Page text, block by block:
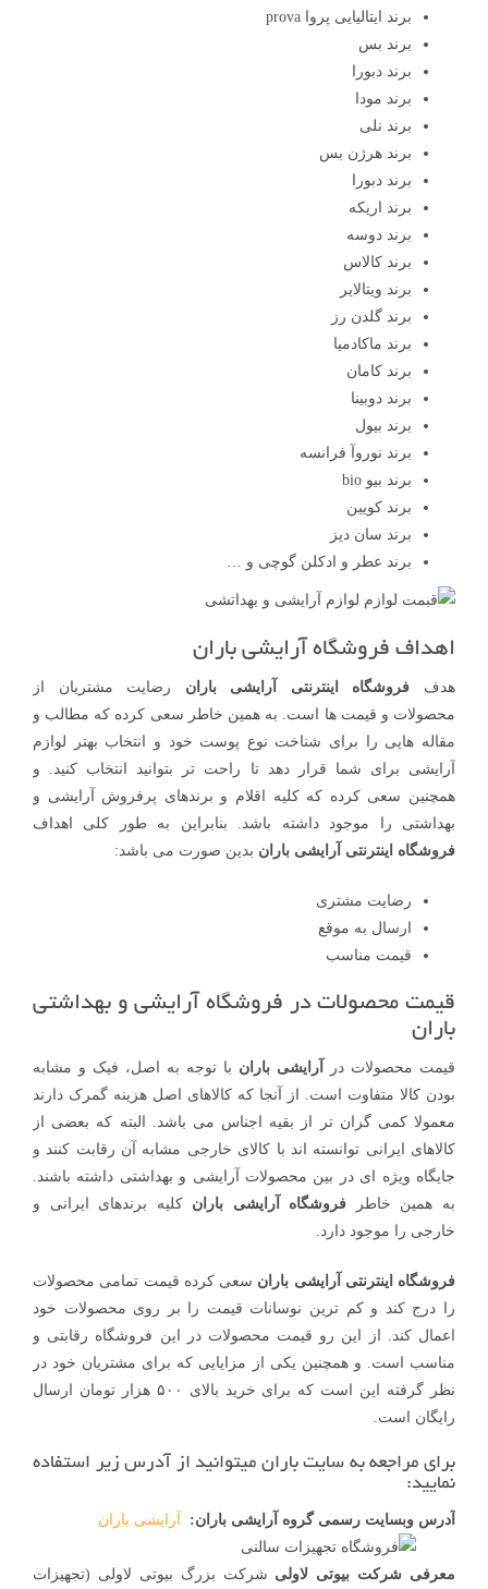
برند ایتالیایی پروا prova
برند بس
برند دبورا
برند مودا
برند نلی
برند هرژن بس
برند دبورا
برند اریکه
برند دوسه
برند کالاس
برند ویتالایر
برند گلدن رز
برند ماکادمیا
برند کامان
برند دوبینا
برند بیول
برند نوروآ فرانسه
برند بیو bio
برند کویین
برند سان دیز
برند عطر و ادکلن گوچی و …
اهداف فروشگاه آرایشی باران
هدف فروشگاه اینترنتی آرایشی باران رضایت مشتریان از
محصولات و قیمت ها است. به همین خاطر سعی کرده که مطالب و
مقاله هایی را برای شناخت نوع پوست خود و انتخاب بهتر لوازم
آرایشی برای شما قرار دهد تا راحت تر بتوانید انتخاب کنید. و
همچنین سعی کرده که کلیه اقلام و برندهای پرفروش آرایشی و
بهداشتی را موجود داشته باشد. بنابراین به طور کلی اهداف
فروشگاه اینترنتی آرایشی باران بدین صورت می باشد:
رضایت مشتری
ارسال به موقع
قیمت مناسب
قیمت محصولات در فروشگاه آرایشی و بهداشتی
باران
قیمت محصولات در آرایشی باران با توجه به اصل، فیک و مشابه
بودن کالا متفاوت است. از آنجا که کالاهای اصل هزینه گمرک دارند
معمولا کمی گران تر از بقیه اجناس می باشد. البته که بعضی از
کالاهای ایرانی توانسته اند با کالای خارجی مشابه آن رقابت کنند و
جایگاه ویژه ای در بین محصولات آرایشی و بهداشتی داشته باشند.
به همین خاطر فروشگاه آرایشی باران کلیه برندهای ایرانی و
خارجی را موجود دارد.
فروشگاه اینترنتی آرایشی باران سعی کرده قیمت تمامی محصولات
را درج کند و کم ترین نوسانات قیمت را بر روی محصولات خود
اعمال کند. از این رو قیمت محصولات در این فروشگاه رقابتی و
مناسب است. و همچنین یکی از مزایایی که برای مشتریان خود در
نظر گرفته این است که برای خرید بالای ۵۰۰ هزار تومان ارسال
رایگان است.
برای مراجعه به سایت باران میتوانید از آدرس زیر استفاده
نمایید:
آدرس وبسایت رسمی گروه آرایشی باران: آرایشی باران
معرفی شرکت بیوتی لاولی شرکت بزرگ بیوتی لاولی (تجهیزات